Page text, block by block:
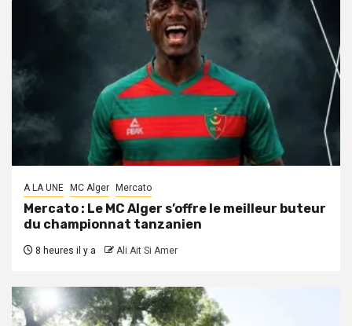
A LA UNE MC Alger Mercato
Mercato : Le MC Alger s’offre le meilleur buteur
du championnat tanzanien
8 heures il y a Ali Ait Si Amer